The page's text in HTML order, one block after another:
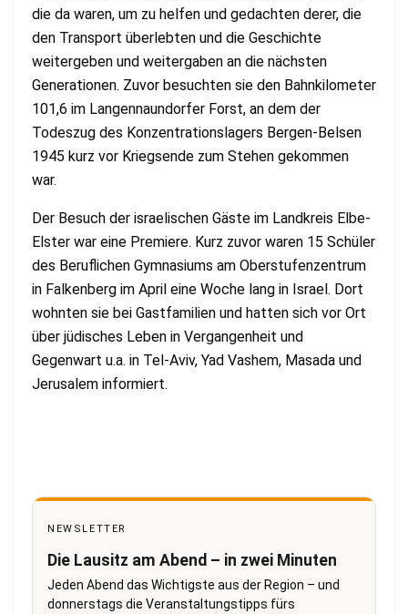
die da waren, um zu helfen und gedachten derer, die
den Transport überlebten und die Geschichte
weitergeben und weitergaben an die nächsten
Generationen. Zuvor besuchten sie den Bahnkilometer
101,6 im Langennaundorfer Forst, an dem der
Todeszug des Konzentrationslagers Bergen-Belsen
1945 kurz vor Kriegsende zum Stehen gekommen
war.
Der Besuch der israelischen Gäste im Landkreis Elbe-
Elster war eine Premiere. Kurz zuvor waren 15 Schüler
des Beruflichen Gymnasiums am Oberstufenzentrum
in Falkenberg im April eine Woche lang in Israel. Dort
wohnten sie bei Gastfamilien und hatten sich vor Ort
über jüdisches Leben in Vergangenheit und
Gegenwart u.a. in Tel-Aviv, Yad Vashem, Masada und
Jerusalem informiert.
NEWSLETTER
Die Lausitz am Abend – in zwei Minuten
Jeden Abend das Wichtigste aus der Region – und
donnerstags die Veranstaltungstipps fürs